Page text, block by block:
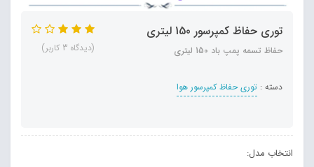
توری حفاظ کمپرسور 150 لیتری
حفاظ تسمه پمپ باد 150 لیتری
دسته : توری حفاظ کمپرسور هوا
(دیدگاه 3 کاربر)
انتخاب مدل: